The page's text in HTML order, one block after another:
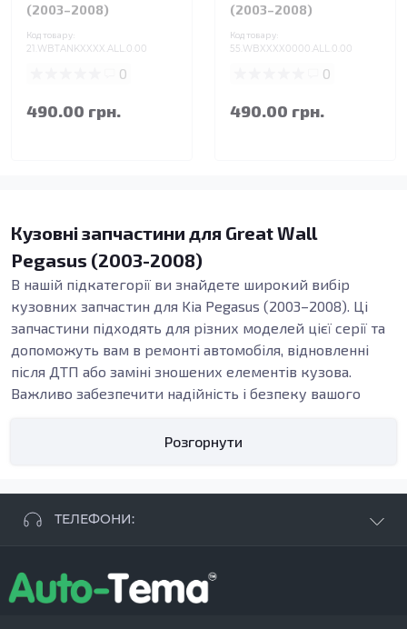
(2003–2008)
Код товару:
21.WBTANKXXXX.ALL.0.00
0
490.00 грн.
(2003–2008)
Код товару:
55.WBXXXX0000.ALL.0.00
0
490.00 грн.
Кузовні запчастини для Great Wall
Pegasus (2003-2008)
В нашій підкатегорії ви знайдете широкий вибір
кузовних запчастин для Kia Pegasus (2003–2008). Ці
запчастини підходять для різних моделей цієї серії та
допоможуть вам в ремонті автомобіля, відновленні
після ДТП або заміні зношених елементів кузова.
Важливо забезпечити надійність і безпеку вашого
зробить це можливим.
елементи, такі як пороги, підсилювачі, арки та
бампери. Ці деталі є незамінними у відновленні
забезпечують естетичний вигляд автомобіля, але й
підтримують його конструкційну цілісність. Часто
Розгорнути
ТЕЛЕФОНИ:
+38 096 250 84 38
+38 099 657 61 50